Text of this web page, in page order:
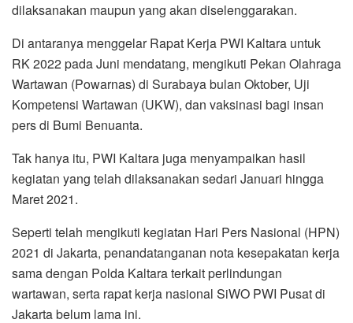
dilaksanakan maupun yang akan diselenggarakan.
Di antaranya menggelar Rapat Kerja PWI Kaltara untuk
RK 2022 pada Juni mendatang, mengikuti Pekan Olahraga
Wartawan (Powarnas) di Surabaya bulan Oktober, Uji
Kompetensi Wartawan (UKW), dan vaksinasi bagi insan
pers di Bumi Benuanta.
Tak hanya itu, PWI Kaltara juga menyampaikan hasil
kegiatan yang telah dilaksanakan sedari Januari hingga
Maret 2021.
Seperti telah mengikuti kegiatan Hari Pers Nasional (HPN)
2021 di Jakarta, penandatanganan nota kesepakatan kerja
sama dengan Polda Kaltara terkait perlindungan
wartawan, serta rapat kerja nasional SiWO PWI Pusat di
Jakarta belum lama ini.